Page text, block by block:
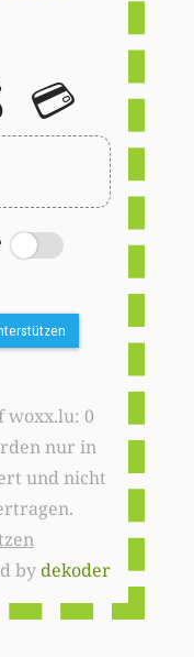
💳
0
nur in
und nicht
bydekoder